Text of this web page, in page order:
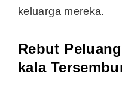
keluarga mereka.
Rebut
kala